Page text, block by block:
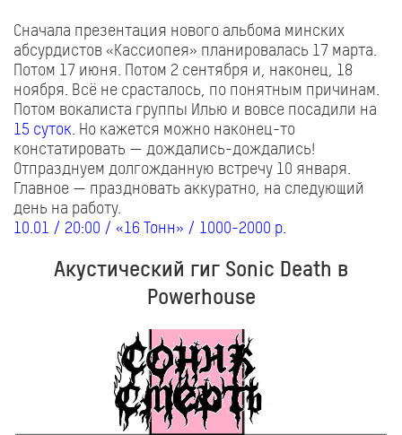
Сначала презентация нового альбома минских
абсурдистов «Кассиопея» планировалась 17 марта.
Потом 17 июня. Потом 2 сентября и, наконец, 18
ноября. Всё не срасталось, по понятным причинам.
Потом вокалиста группы Илью и вовсе посадили на
15 суток . Но кажется можно наконец-то
констатировать — дождались-дождались!
Отпразднуем долгожданную встречу 10 января.
Главное — праздновать аккуратно, на следующий
день на работу.
10.01 / 20:00 / «16 Тонн» / 1000-2000 р.
Акустический гиг Sonic Death в
Powerhouse